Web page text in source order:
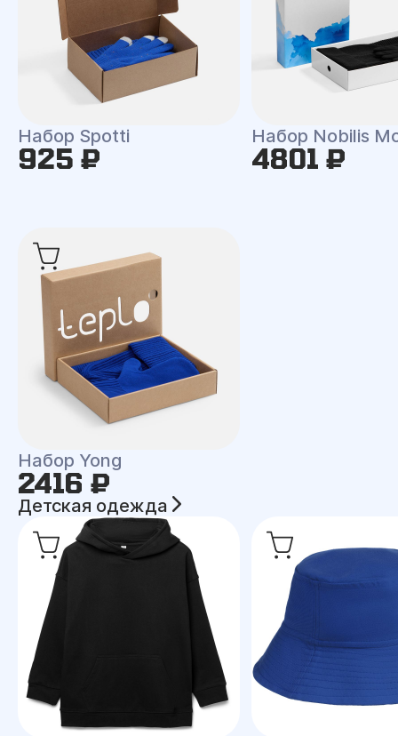
Набор Spotti
925 ₽
Набор Nobilis
4801 ₽
Набор Yong
2416 ₽
Детская одежда